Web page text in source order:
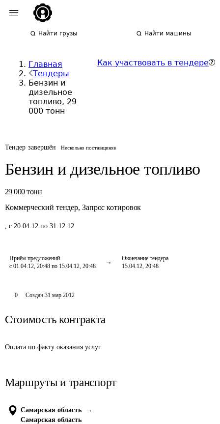
Найти грузы Найти машины
Главная
Тендеры
Бензин и
дизельное
топливо, 29
000 тонн
Как участвовать в тендере
Тендер завершён Несколько поставщиков
Бензин и дизельное топливо
29 000 тонн
Коммерческий тендер, Запрос котировок
, с 20.04.12 по 31.12.12
Приём предложений
с 01.04.12, 20:48 по 15.04.12, 20:48
Окончание тендера
15.04.12, 20:48
0 Создан 31 мар 2012
Стоимость контракта
Оплата по факту оказания услуг
Маршруты и транспорт
Самарская область
→
Самарская область